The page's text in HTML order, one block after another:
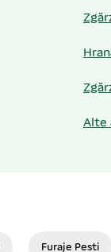
Alte
Furaje Pesti